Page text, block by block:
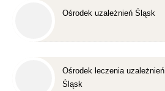
Ośrodek uzależnień Śląsk
Ośrodek leczenia uzależnień
Śląsk